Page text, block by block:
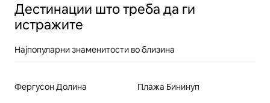
Дестинации што треба да ги
истражите
Најпопуларни знаменитости во близина
Фергусон Долина Плажа Бининуп